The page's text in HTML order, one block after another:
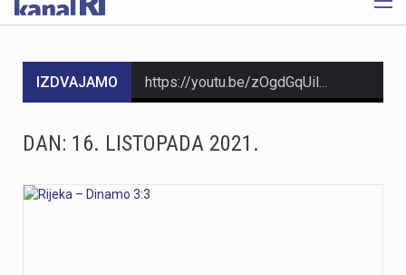
IZDVAJAMO
DAN: 16. LISTOPADA 2021.